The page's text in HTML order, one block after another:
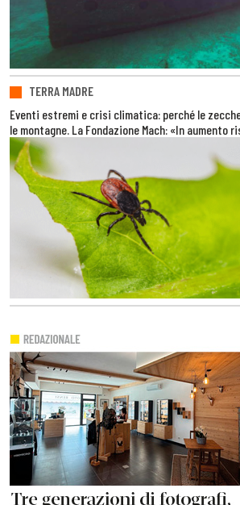
TERRA MADRE
Eventi estremi e crisi climatica: perché le
le montagne. La Fondazione Mach: «In aumento